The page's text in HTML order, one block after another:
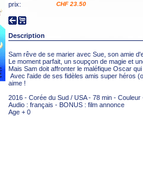
prix:
CHF 23.50
Description
Sam rêve de se marier avec Sue, son amie
Le moment parfait, un soupçon de magie et
Mais Sam doit affronter le maléfique Oscar
Avec l'aide de ses fidèles amis super héros
aime !
2016 - Corée du Sud / USA - 78 min -
Audio : français - BONUS : film annonce
Age + 0